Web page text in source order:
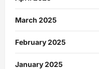
March 2025
February 2025
January 2025